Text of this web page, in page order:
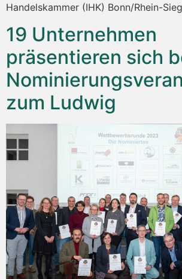
Handelskammer (IHK) Bonn/Rhein-
19 Unternehmen
präsentieren sich
zum Ludwig